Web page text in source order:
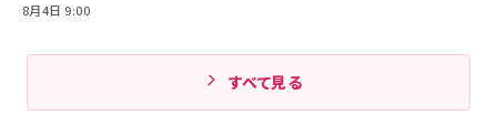
8月4日 9:00
すべて見る